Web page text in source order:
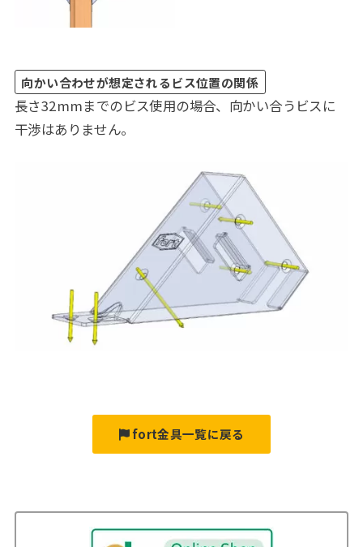
向かい合わせが想定されるビス位置の関係
長さ32mmまでのビス使用の場合、向かい合うビスに
干渉はありません。
fort金具一覧に戻る